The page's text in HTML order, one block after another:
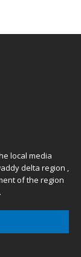
local media
delta region ,
of the region